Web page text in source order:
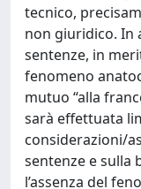
tecnico,
non giuridico. In
sentenze, in
fenomeno
mutuo “alla
sarà effettuata
considerazioni/
sentenze e sulla
l’assenza del